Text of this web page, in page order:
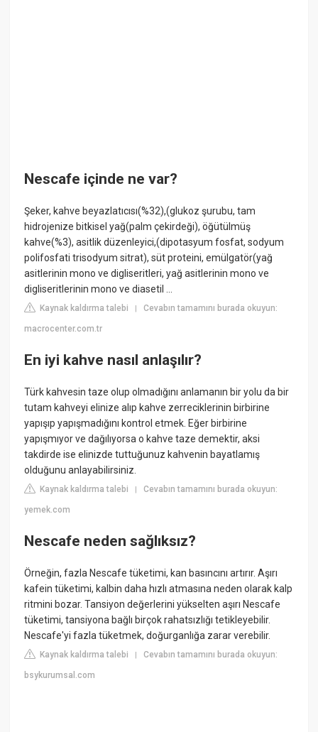
Nescafe içinde ne var?
Şeker, kahve beyazlatıcısı(%32),(glukoz şurubu, tam
hidrojenize bitkisel yağ(palm çekirdeği), öğütülmüş
kahve(%3), asitlik düzenleyici,(dipotasyum fosfat, sodyum
polifosfati trisodyum sitrat), süt proteini, emülgatör(yağ
asitlerinin mono ve digliseritleri, yağ asitlerinin mono ve
digliseritlerinin mono ve diasetil ...
Kaynak kaldırma talebi |Cevabın tamamını burada okuyun:
macrocenter.com.tr
En iyi kahve nasıl anlaşılır?
Türk kahvesin taze olup olmadığını anlamanın bir yolu da bir
tutam kahveyi elinize alıp kahve zerreciklerinin birbirine
yapışıp yapışmadığını kontrol etmek. Eğer birbirine
yapışmıyor ve dağılıyorsa o kahve taze demektir, aksi
takdirde ise elinizde tuttuğunuz kahvenin bayatlamış
olduğunu anlayabilirsiniz.
Kaynak kaldırma talebi |Cevabın tamamını burada okuyun:
yemek.com
Nescafe neden sağlıksız?
Örneğin, fazla Nescafe tüketimi, kan basıncını artırır. Aşırı
kafein tüketimi, kalbin daha hızlı atmasına neden olarak kalp
ritmini bozar. Tansiyon değerlerini yükselten aşırı Nescafe
tüketimi, tansiyona bağlı birçok rahatsızlığı tetikleyebilir.
Nescafe'yi fazla tüketmek, doğurganlığa zarar verebilir.
Kaynak kaldırma talebi |Cevabın tamamını burada okuyun:
bsykurumsal.com